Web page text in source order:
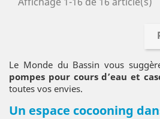
Le Monde du Bassin vous
pompes pour cours d’eau et
toutes vos envies.
Un espace cocooning